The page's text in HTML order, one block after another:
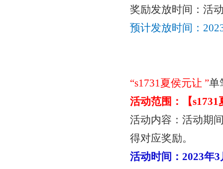
奖励发放时间：活
预计发放时间：
“s1731夏侯元让”单
活动范围：【
活动内容：活动期
得对应奖励。
活动时间：2023年